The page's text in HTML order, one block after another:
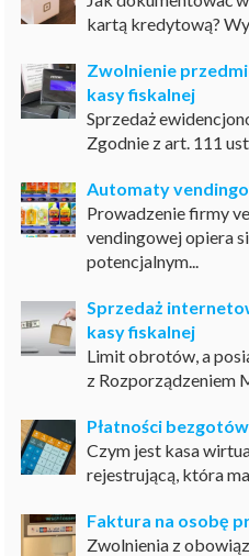
kartą kredytową?
Zwolnienie
kasy fiskalnej
Sprzedaż
Zgodnie z art. 111
Automaty
Prowadzenie firmy
vendingowej opiera
potencjalnym...
Sprzedaż
kasy fiskalnej
Limit obrotów, a
z Rozporządzeniem
Płatności
Czym jest kasa
rejestrującą, która
Faktura na osobę
Zwolnienia z